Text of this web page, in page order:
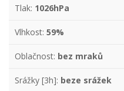
Tlak: 1026hPa
Vlhkost: 59%
Oblačnost: bez mraků
Srážky [3h]: beze srážek